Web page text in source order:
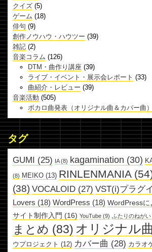
クイズ (5)
ゲーム (18)
俳句 (9)
創作ノウハウ・ハウツー (39)
雑記 (2)
音楽コラム (126)
DTM・曲作り講座 (39)
ライブ・イベント・展示会レポート (33)
曲紹介・レビュー (39)
音楽活動 (505)
ボカロ曲発表（オリジナル曲＆カバー曲）
タグ
GUMI (25) IA(8) kagamination (30)
(8) MEIKO (13) RINLENMANIA
(38) VOCALOID (27) VST(i)プラグ
Lovers (18) WordPress (18) WordPressに
サイト制作入門 (16) YouTube (9) ふたりのねがい
まとめ (83) オリジナル曲
ウプロジェクト (12) カバー曲 (28) カラオ